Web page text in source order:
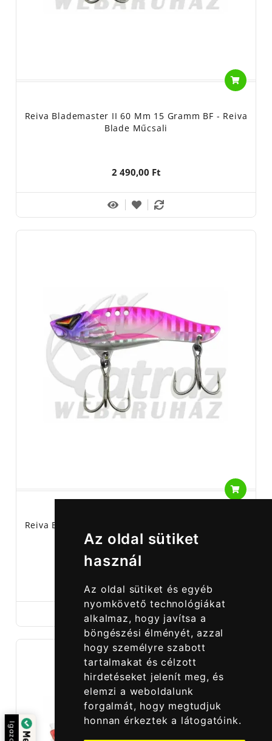
Az oldal sütiket
használ
Az oldal sütiket és egyéb
nyomkövető technológiákat
alkalmaz, hogy javítsa a
böngészési élményét, azzal
hogy személyre szabott
tartalmakat és célzott
hirdetéseket jelenít meg, és
elemzi a weboldalunk
forgalmát, hogy megtudjuk
honnan érkeztek a látogatóink.
Reiva Blademaster II 60 Mm 15 Gramm BF - Reiva
Blade Műcsali
2 490,00 Ft
Reiva Blademaster II 60 Mm 15 Gramm PP - Reiva
Blade Műcsali